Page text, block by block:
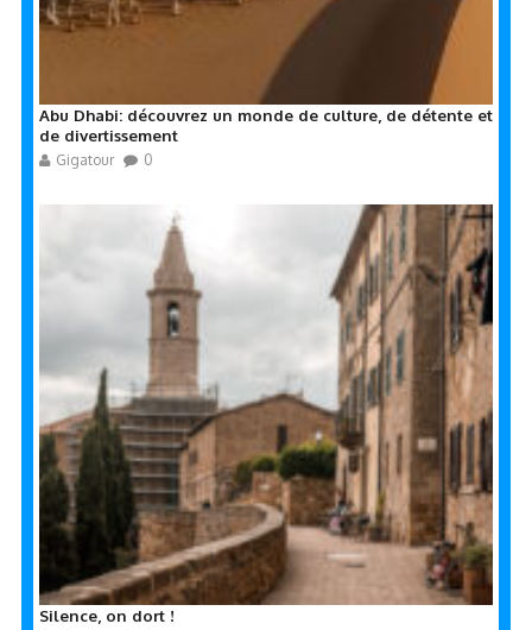
Abu Dhabi: découvrez un monde de culture, de détente et
de divertissement
Gigatour 0
Silence, on dort !